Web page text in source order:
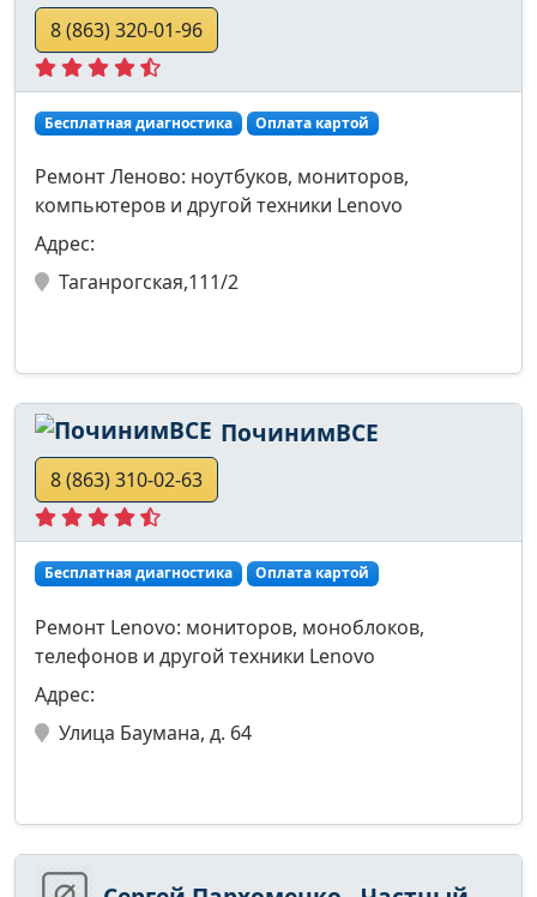
8 (863) 320-01-96
Бесплатная диагностика Оплата картой
Ремонт Леново: ноутбуков, мониторов,
компьютеров и другой техники Lenovo
Адрес:
Таганрогская,111/2
ПочинимВСЕ
8 (863) 310-02-63
Бесплатная диагностика Оплата картой
Ремонт Lenovo: мониторов, моноблоков,
телефонов и другой техники Lenovo
Адрес:
Улица Баумана, д. 64